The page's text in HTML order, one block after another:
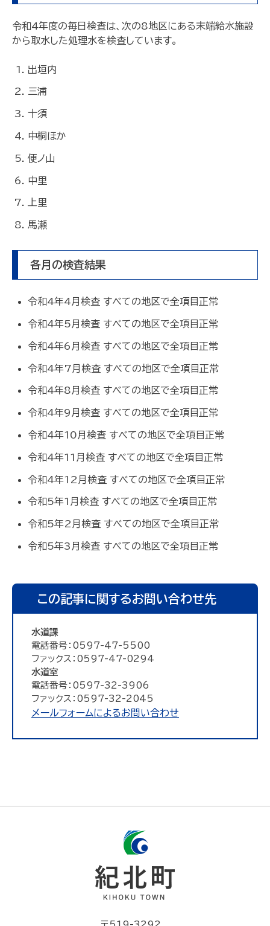
令和4年度の毎日検査は、次の8地区にある末端給水施設
から取水した処理水を検査しています。
出垣内
三浦
十須
中桐ほか
便ノ山
中里
上里
馬瀬
各月の検査結果
令和4年4月検査 すべての地区で全項目正常
令和4年5月検査 すべての地区で全項目正常
令和4年6月検査 すべての地区で全項目正常
令和4年7月検査 すべての地区で全項目正常
令和4年8月検査 すべての地区で全項目正常
令和4年9月検査 すべての地区で全項目正常
令和4年10月検査 すべての地区で全項目正常
令和4年11月検査 すべての地区で全項目正常
令和4年12月検査 すべての地区で全項目正常
令和5年1月検査 すべての地区で全項目正常
令和5年2月検査 すべての地区で全項目正常
令和5年3月検査 すべての地区で全項目正常
この記事に関するお問い合わせ先
水道課
電話番号：0597-47-5500
ファックス：0597-47-0294
水道室
電話番号：0597-32-3906
ファックス：0597-32-2045
メールフォームによるお問い合わせ